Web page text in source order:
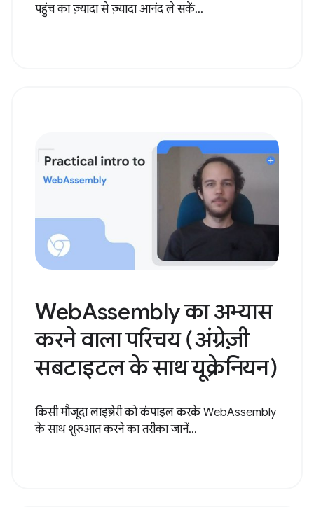
पहुंच का ज़्यादा से ज़्यादा आनंद ले सकें...
WebAssembly का अभ्यास
करने वाला परिचय (अंग्रेज़ी
सबटाइटल के साथ यूक्रेनियन)
किसी मौजूदा लाइब्रेरी को कंपाइल करके WebAssembly
के साथ शुरुआत करने का तरीका जानें...